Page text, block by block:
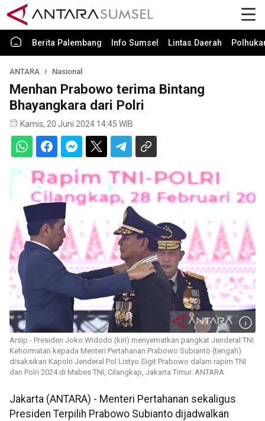
Berita Palembang Info Sumsel Lintas Daerah
ANTARA Nasional
Menhan Prabowo terima Bintang
Bhayangkara dari Polri
Kamis, 20 Juni 2024 14:45 WIB
Arsip - Presiden Joko Widodo (kiri) menyematkan pangkat Jenderal TNI
Kehormatan kepada Menteri Pertahanan Prabowo Subianto (tengah)
disaksikan Kapolri Jenderal Pol Listyo Sigit Prabowo dalam rapim TNI
dan Polri 2024 di Mabes TNI, Cilangkap, Jakarta Timur. ANTARA
Jakarta (ANTARA) - Menteri Pertahanan sekaligus
Presiden Terpilih Prabowo Subianto dijadwalkan